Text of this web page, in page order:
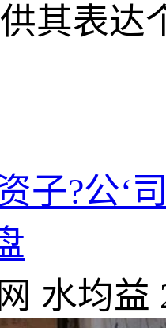
其表达
子?公‘
水均益